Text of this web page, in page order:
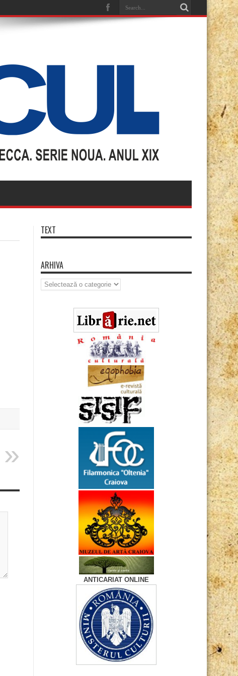
TEXT
ARHIVA
Arhiva
ANTICARIAT ONLINE